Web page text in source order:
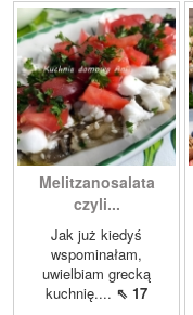
Melitzanosalata
czyli...
Jak już kiedyś
wspominałam,
uwielbiam grecką
kuchnię.... ⇖ 17